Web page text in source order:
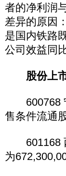
者的净利润
差异的原因
是国内铁路
公司效益同
股份上
600768 宁
售条件流通
601168 西
为